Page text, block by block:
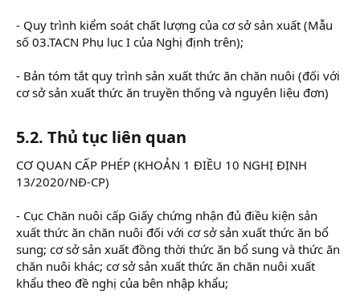
- Quy trình kiểm soát chất lượng của cơ sở sản xuất (Mẫu
số 03.TACN Phụ lục I của Nghị định trên);
- Bản tóm tắt quy trình sản xuất thức ăn chăn nuôi (đối với
cơ sở sản xuất thức ăn truyền thống và nguyên liệu đơn)
5.2. Thủ tục liên quan
CƠ QUAN CẤP PHÉP (KHOẢN 1 ĐIỀU 10 NGHỊ ĐỊNH
13/2020/NĐ-CP)
- Cục Chăn nuôi cấp Giấy chứng nhận đủ điều kiện sản
xuất thức ăn chăn nuôi đối với cơ sở sản xuất thức ăn bổ
sung; cơ sở sản xuất đồng thời thức ăn bổ sung và thức ăn
chăn nuôi khác; cơ sở sản xuất thức ăn chăn nuôi xuất
khẩu theo đề nghị của bên nhập khẩu;